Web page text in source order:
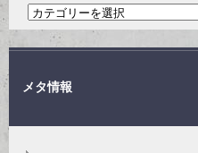
メタ情報